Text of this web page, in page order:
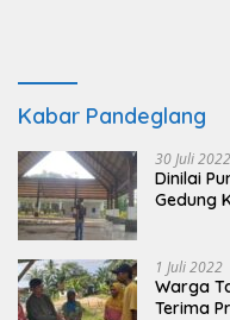
Kabar Pandeglang
30 Juli 2022
Dinilai
Gedung
1 Juli 2022
Warga
Terima